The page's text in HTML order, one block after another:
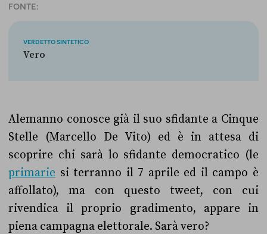
FONTE:
VERDETTO SINTETICO
Vero
Alemanno conosce già il suo sfidante a Cinque
Stelle (Marcello De Vito) ed è in attesa di
scoprire chi sarà lo sfidante democratico (le
primarie si terranno il 7 aprile ed il campo è
affollato), ma con questo tweet, con cui
rivendica il proprio gradimento, appare in
piena campagna elettorale. Sarà vero?